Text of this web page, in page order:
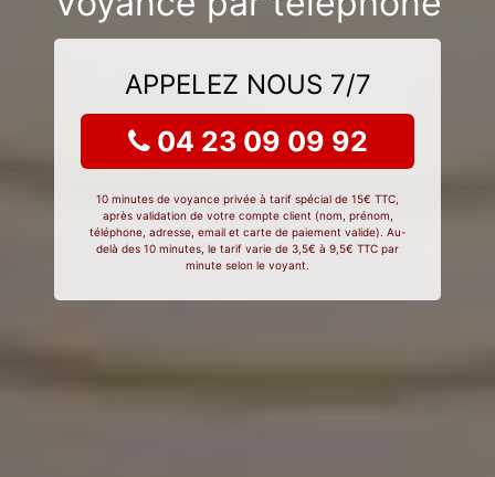
APPELEZ NOUS 7/7
04 23 09 09 92
10 minutes de voyance privée à tarif spécial de 15€ TTC,
après validation de votre compte client (nom, prénom,
téléphone, adresse, email et carte de paiement valide). Au-
delà des 10 minutes, le tarif varie de 3,5€ à 9,5€ TTC par
minute selon le voyant.